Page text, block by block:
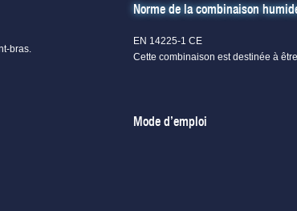
bras.
Norme de la combinaison
EN 14225-1 CE
Cette combinaison est destinée à
Mode d’emploi